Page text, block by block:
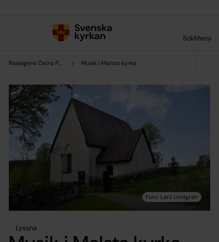
SökMeny
Roslagens Östra Pastorat Musik i Malsta kyrka
Lyssna